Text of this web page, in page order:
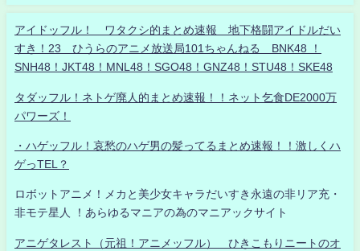
アイドッフル！ ワタクシ的まとめ速報 地下格闘アイドルだい
すき！23 ひうらのアニメ放送局101ちゃんねる BNK48 ！
SNH48！JKT48！MNL48！SGO48！GNZ48！STU48！SKE48
タダッフル！ネトゲ廃人的まとめ速報！！ネット乞食DE2000万
パワーズ！
・ハゲッフル！哀愁のハゲ男の髪ってるまとめ速報！！激しくハ
ゲっTEL？
ロボットアニメ！メカと美少女キャラだいすき永遠の非リア充・
非モテ星人 ！あらゆるマニアの為のマニアックサイト
アニゲタレスト（元祖！アニメッフル） ひきこもりニートのオ